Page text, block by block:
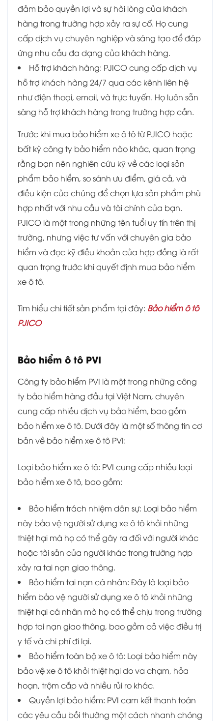
đảm bảo quyền lợi và sự hài lòng của khách
hàng trong trường hợp xảy ra sự cố. Họ cung
cấp dịch vụ chuyên nghiệp và sáng tạo để đáp
ứng nhu cầu đa dạng của khách hàng.
Hỗ trợ khách hàng: PJICO cung cấp dịch vụ
hỗ trợ khách hàng 24/7 qua các kênh liên hệ
như điện thoại, email, và trực tuyến. Họ luôn sẵn
sàng hỗ trợ khách hàng trong trường hợp cần.
Trước khi mua bảo hiểm xe ô tô từ PJICO hoặc
bất kỳ công ty bảo hiểm nào khác, quan trọng
rằng bạn nên nghiên cứu kỹ về các loại sản
phẩm bảo hiểm, so sánh ưu điểm, giá cả, và
điều kiện của chúng để chọn lựa sản phẩm phù
hợp nhất với nhu cầu và tài chính của bạn.
PJICO là một trong những tên tuổi uy tín trên thị
trường, nhưng việc tư vấn với chuyên gia bảo
hiểm và đọc kỹ điều khoản của hợp đồng là rất
quan trọng trước khi quyết định mua bảo hiểm
xe ô tô.
Tìm hiểu chi tiết sản phẩm tại đây: Bảo hiểm ô tô
PJICO
Bảo hiểm ô tô PVI
Công ty bảo hiểm PVI là một trong những công
ty bảo hiểm hàng đầu tại Việt Nam, chuyên
cung cấp nhiều dịch vụ bảo hiểm, bao gồm
bảo hiểm xe ô tô. Dưới đây là một số thông tin cơ
bản về bảo hiểm xe ô tô PVI:
Loại bảo hiểm xe ô tô: PVI cung cấp nhiều loại
bảo hiểm xe ô tô, bao gồm:
Bảo hiểm trách nhiệm dân sự: Loại bảo hiểm
này bảo vệ người sử dụng xe ô tô khỏi những
thiệt hại mà họ có thể gây ra đối với người khác
hoặc tài sản của người khác trong trường hợp
xảy ra tai nạn giao thông.
Bảo hiểm tai nạn cá nhân: Đây là loại bảo
hiểm bảo vệ người sử dụng xe ô tô khỏi những
thiệt hại cá nhân mà họ có thể chịu trong trường
hợp tai nạn giao thông, bao gồm cả việc điều trị
y tế và chi phí đi lại.
Bảo hiểm toàn bộ xe ô tô: Loại bảo hiểm này
bảo vệ xe ô tô khỏi thiệt hại do va chạm, hỏa
hoạn, trộm cắp và nhiều rủi ro khác.
Quyền lợi bảo hiểm: PVI cam kết thanh toán
các yêu cầu bồi thường một cách nhanh chóng